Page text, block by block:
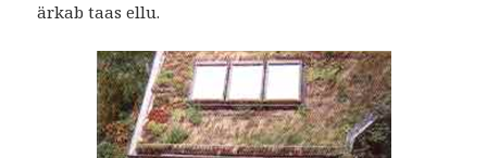
ärkab taas ellu.